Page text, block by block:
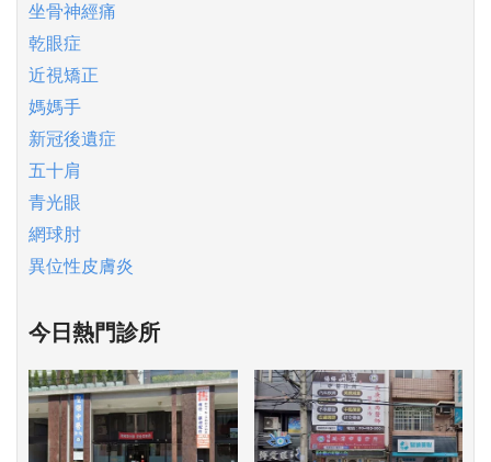
坐骨神經痛
乾眼症
近視矯正
媽媽手
新冠後遺症
五十肩
青光眼
網球肘
異位性皮膚炎
今日熱門診所